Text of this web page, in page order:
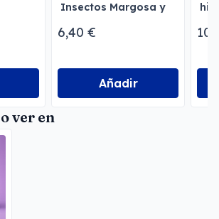
Insectos Margosa y
6,40 €
Añadir
ver en